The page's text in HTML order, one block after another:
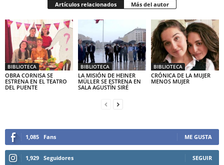
Artículos relacionados Más del autor
BIBLIOTECA
OBRA CORNISA SE
ESTRENA EN EL TEATRO
DEL PUENTE
BIBLIOTECA
LA MISIÓN DE HEINER
MÜLLER SE ESTRENA EN
SALA AGUSTÍN SIRÉ
BIBLIOTECA
CRÓNICA DE LA MUJER
MENOS MUJER
1,085 Fans ME GUSTA
1,929 Seguidores SEGUIR